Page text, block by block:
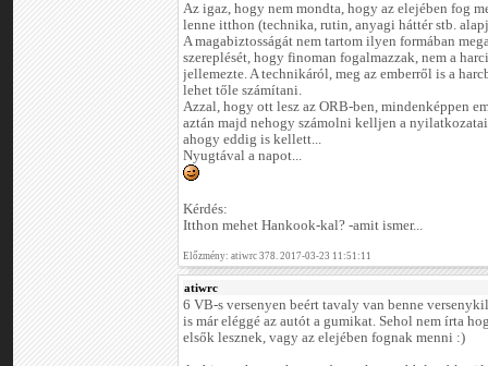
Az igaz, hogy nem mondta, hogy az elejében fog
lenne itthon (technika, rutin, anyagi háttér stb.
A magabiztosságát nem tartom ilyen formában
szereplését, hogy finoman fogalmazzak, nem a
jellemezte. A technikáról, meg az emberről is a
lehet tőle számítani.
Azzal, hogy ott lesz az ORB-ben, mindenképpen
aztán majd nehogy számolni kelljen a
ahogy eddig is kellett...
Nyugtával a napot...
Kérdés:
Itthon mehet Hankook-kal? -amit ismer...
Előzmény: atiwrc 378. 2017-03-23 11:51:11
atiwrc
6 VB-s versenyen beért tavaly van benne
is már eléggé az autót a gumikat. Sehol nem írta
elsők lesznek, vagy az elejében fognak menni :)